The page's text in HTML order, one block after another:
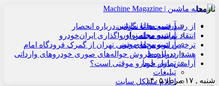
آرشیو مجله ماشین
آرشیو مجله نوآور
آرشیو مجله موتور
درباره ما
تماس با ما
تبلیغات
اعلام مشکل سایت
تازه‌ها
از رشد قیمت‌ها تا نگرانی درباره انحصار
انتقاد نماینده مجلس از واگذاری ایران‌خودرو
ترخیص اتوبوس‌های چینی تهران از گمرک فرودگاه امام
هشدار درباره فروش حواله‌های صوری خودروهای وارداتی
آرامش بازار خودرو موقتی است؟
شنبه , ۱۷ مرداد ۱۴۰۵